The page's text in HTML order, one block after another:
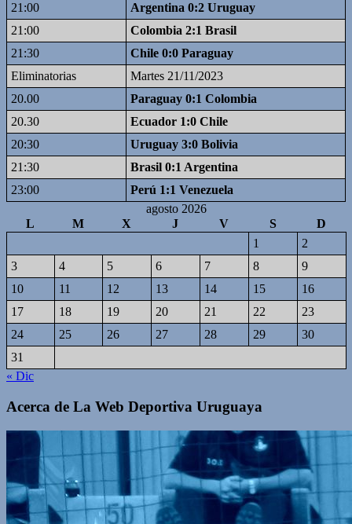
21:00
Argentina 0:2 Uruguay
21:00
Colombia 2:1 Brasil
21:30
Chile 0:0 Paraguay
Eliminatorias
Martes 21/11/2023
20.00
Paraguay 0:1 Colombia
20.30
Ecuador 1:0 Chile
20:30
Uruguay 3:0 Bolivia
21:30
Brasil 0:1 Argentina
23:00
Perú 1:1 Venezuela
agosto 2026
L
M X J V S
D
1
2
3
4 5 6 7 8
9
10
11 12 13 14 15
16
17
18 19 20 21 22
23
24
25 26 27 28 29
30
31
« Dic
Acerca de La Web Deportiva Uruguaya